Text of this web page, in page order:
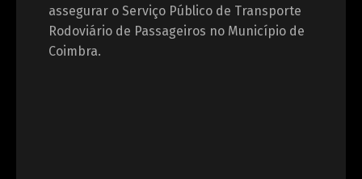
assegurar o Serviço Público de Transporte
Rodoviário de Passageiros no Município de
Coimbra.